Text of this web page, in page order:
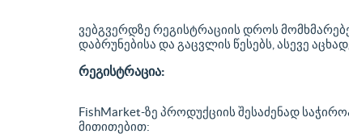
ვებგვერდზე რეგისტრაციის დროს
დაბრუნებისა და გაცვლის წესებს, ასევე
რეგისტრაცია:
FishMarket-ზე პროდუქციის შესაძენად
მითითებით: